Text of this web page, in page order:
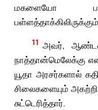
மகளையோ
11 அவர்,
நாத்தான்மெலேக்கு
யூதா அரசர்களால்
சிலைகளையும்
சுட்டெரித்தார்.